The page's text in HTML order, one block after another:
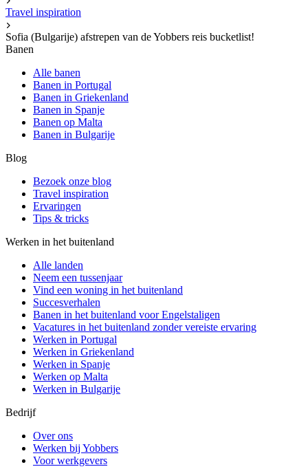
Travel inspiration
Sofia (Bulgarije) afstrepen van de Yobbers reis bucketlist!
Banen
Alle banen
Banen in Portugal
Banen in Griekenland
Banen in Spanje
Banen op Malta
Banen in Bulgarije
Blog
Bezoek onze blog
Travel inspiration
Ervaringen
Tips & tricks
Werken in het buitenland
Alle landen
Neem een ​​tussenjaar
Vind een woning in het buitenland
Succesverhalen
Banen in het buitenland voor Engelstaligen
Vacatures in het buitenland zonder vereiste ervaring
Werken in Portugal
Werken in Griekenland
Werken in Spanje
Werken op Malta
Werken in Bulgarije
Bedrijf
Over ons
Werken bij Yobbers
Voor werkgevers